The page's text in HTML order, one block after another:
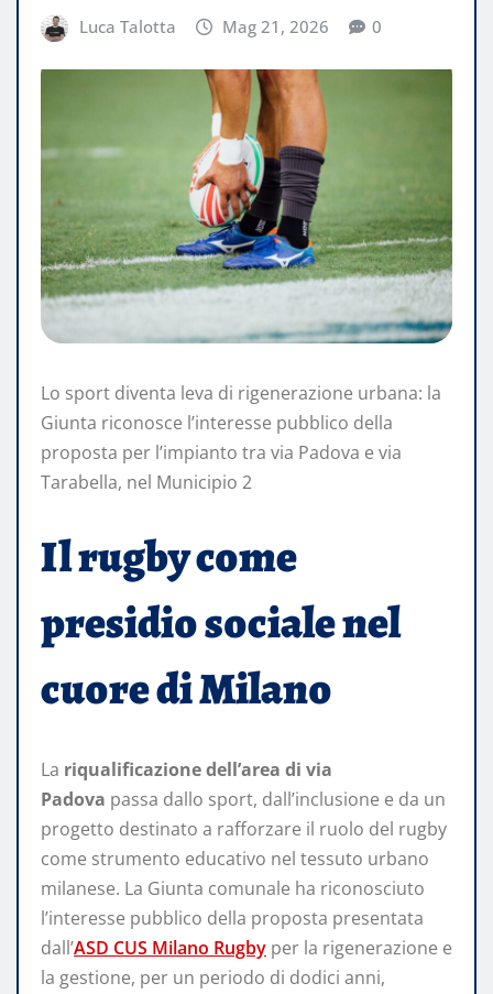
Luca Talotta Mag 21, 2026 0
Lo sport diventa leva di rigenerazione urbana: la
Giunta riconosce l’interesse pubblico della
proposta per l’impianto tra via Padova e via
Tarabella, nel Municipio 2
Il rugby come
presidio sociale nel
cuore di Milano
La riqualificazione dell’area di via
Padova passa dallo sport, dall’inclusione e da un
progetto destinato a rafforzare il ruolo del rugby
come strumento educativo nel tessuto urbano
milanese. La Giunta comunale ha riconosciuto
l’interesse pubblico della proposta presentata
dall’ASD CUS Milano Rugby per la rigenerazione e
la gestione, per un periodo di dodici anni,